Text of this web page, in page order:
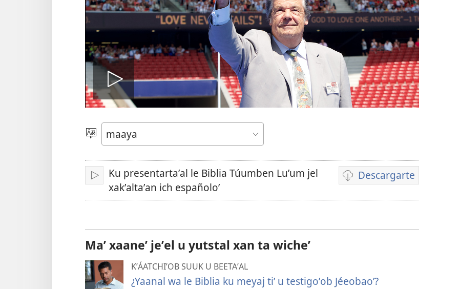
Tsʼáa
le
videooʼ
Yéey
idiomail
Paxe
Ku presentartaʼal le Biblia Túumben Luʼum jel
xakʼaltaʼan ich españoloʼ
Descargarte
Bix
a
Maʼ xaaneʼ jeʼel u yutstal xan ta wicheʼ
KʼÁATCHIʼOB SUUK U BEETAʼAL
¿Yaanal wa le Biblia ku meyaj tiʼ u testigoʼob Jéeobaoʼ?